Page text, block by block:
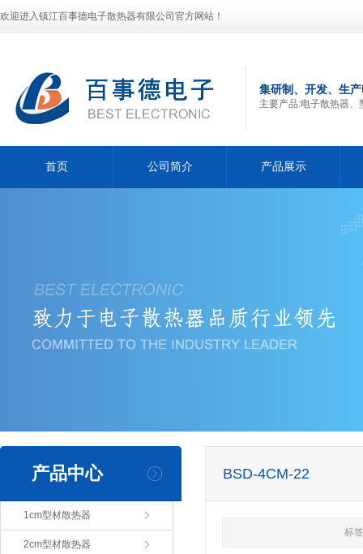
欢迎进入镇江百事德电子散热器有限公司官方网站！
集研制、开发、生
主要产品:电子散热器
首页 公司简介 产品展示
产品中心
1cm型材散热器
2cm型材散热器
BSD-4CM-22
标